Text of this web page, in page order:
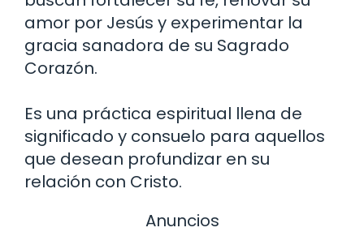
amor por Jesús y experimentar la
gracia sanadora de su Sagrado
Corazón.
Es una práctica espiritual llena de
significado y consuelo para aquellos
que desean profundizar en su
relación con Cristo.
Anuncios